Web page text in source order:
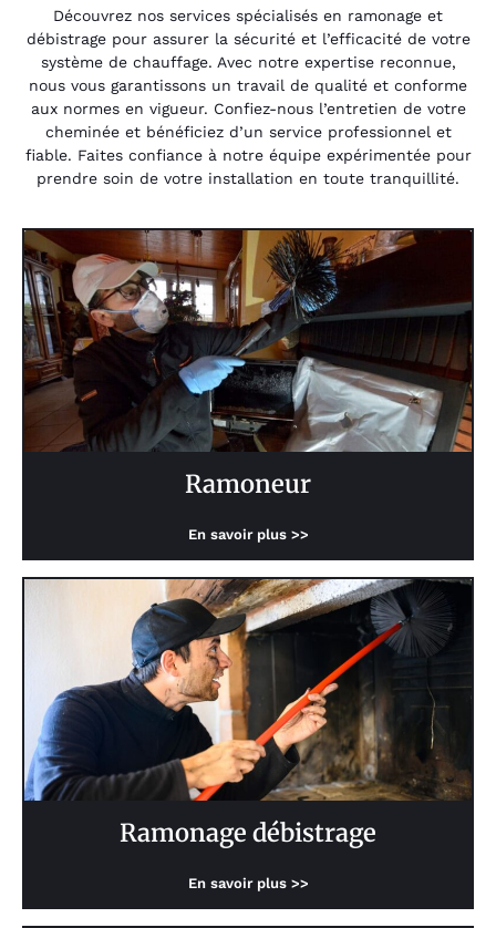
Découvrez nos services spécialisés en ramonage et
débistrage pour assurer la sécurité et l’efficacité de votre
système de chauffage. Avec notre expertise reconnue,
nous vous garantissons un travail de qualité et conforme
aux normes en vigueur. Confiez-nous l’entretien de votre
cheminée et bénéficiez d’un service professionnel et
fiable. Faites confiance à notre équipe expérimentée pour
prendre soin de votre installation en toute tranquillité.
Ramoneur
En savoir plus >>
Ramonage débistrage
En savoir plus >>